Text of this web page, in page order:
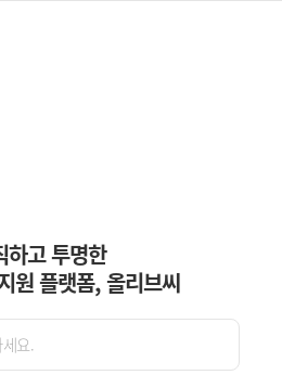
하고 투명한
원 플랫폼, 올리브씨